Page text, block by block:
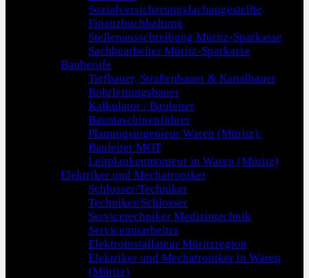
Sozialversicherungsfachangestellte
Finanzbuchhaltung
Stellenausschreibung Müritz-Sparkasse
Sachbearbeiter Müritz-Sparkasse
Bauberufe
Tiefbauer, Straßenbauer & Kanalbauer
Rohrleitungsbauer
Kalkulator / Bauleiter
Baumaschinenführer
Planungsingenieur Waren (Müritz):
Bauleiter MOT
Leitplankenmonteur in Waren (Müritz)
Elektriker und Mechatroniker
Schlosser/Techniker
Techniker/Schlosser
Servicetechniker Medizintechnik
Servicemitarbeiter
Elektroinstallateur Müritzregion
Elektriker und Mechatroniker in Waren
(Müritz)